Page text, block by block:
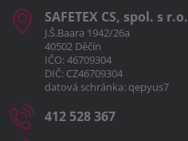
SAFETEX CS, spol​. s r​.o​.
J.Š.Baara 1942/26a
40502 Děčín
IČO: 46709304
DIČ: CZ46709304
datová schránka: qepyus7
412 528 367